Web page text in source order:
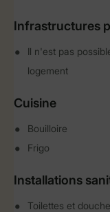
Infrastructures
Il n'est pas
logement
Cuisine
Bouilloire
Frigo
Installations
Toilettes et